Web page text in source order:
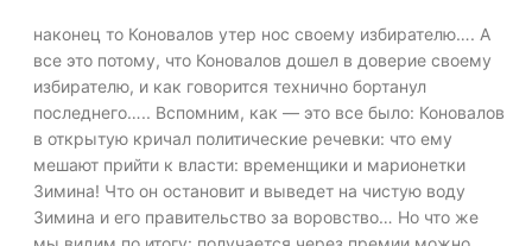
наконец то Коновалов утер нос своему избирателю…. А
все это потому, что Коновалов дошел в доверие своему
избирателю, и как говорится технично бортанул
последнего….. Вспомним, как — это все было: Коновалов
в открытую кричал политические речевки: что ему
мешают прийти к власти: временщики и марионетки
Зимина! Что он остановит и выведет на чистую воду
Зимина и его правительство за воровство… Но что же